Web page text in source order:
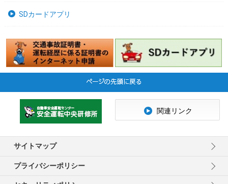
SDカードアプリ
サイトマップ
プライバシーポリシー
関連リンク